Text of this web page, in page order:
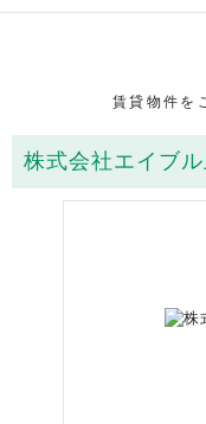
賃貸物件を
株式会社エイブ